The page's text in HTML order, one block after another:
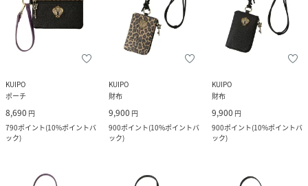
KUIPO
ポーチ
8,690 円
790ポイント(10%ポイントバ
ック)
KUIPO
財布
9,900 円
900ポイント(10%ポイントバ
ック)
KUIPO
財布
9,900 円
900ポイント(10%ポイントバ
ック)